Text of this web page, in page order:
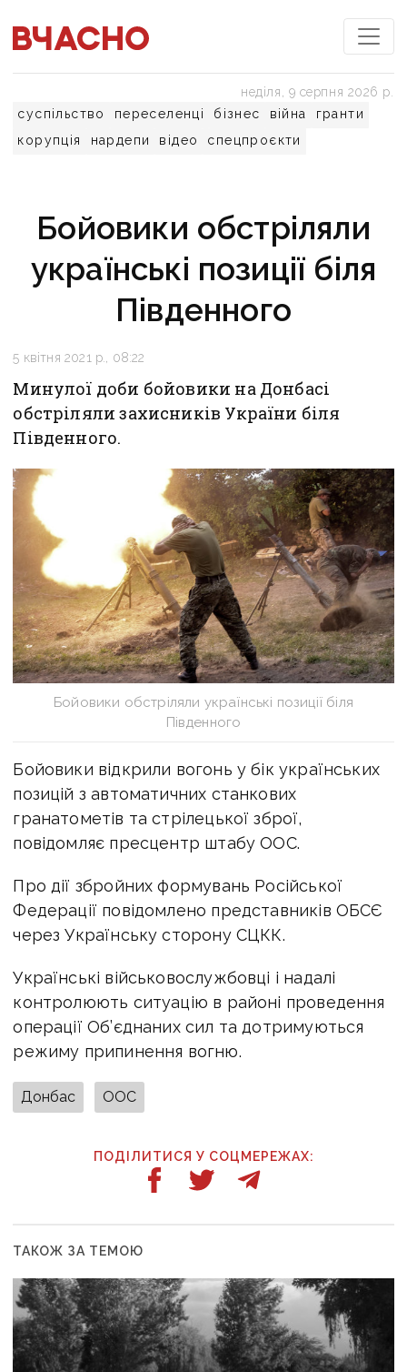
суспільство переселенці бізнес війна
гранти
корупція
нардепи відео спецпроєкти
неділя, 9 серпня 2026 р.
Бойовики обстріляли
українські позиції біля
Південного
5 квітня 2021 р., 08:22
Минулої доби бойовики на Донбасі
обстріляли захисників України біля
Південного.
Бойовики обстріляли українські позиції біля
Південного
Бойовики відкрили вогонь у бік українських
позицій з автоматичних станкових
гранатометів та стрілецької зброї,
повідомляє пресцентр штабу ООС.
Про дії збройних формувань Російської
Федерації повідомлено представників ОБСЄ
через Українську сторону СЦКК.
Українські військовослужбовці і надалі
контролюють ситуацію в районі проведення
операції Об’єднаних сил та дотримуються
режиму припинення вогню.
Донбас ООС
ПОДІЛИТИСЯ У СОЦМЕРЕЖАХ:
ТАКОЖ ЗА ТЕМОЮ